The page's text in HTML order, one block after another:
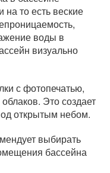
то есть веские
воды в
визуально
с фотопечатью,
Это создает
открытым небом.
выбирать
бассейна